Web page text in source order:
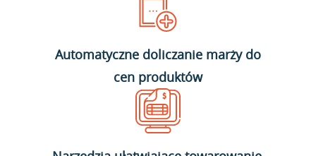
Automatyczne doliczanie marży do
cen produktów